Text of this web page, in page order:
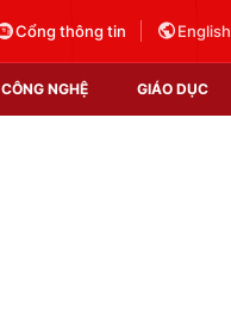
Cổng thông tin English
CÔNG NGHỆ GIÁO DỤC